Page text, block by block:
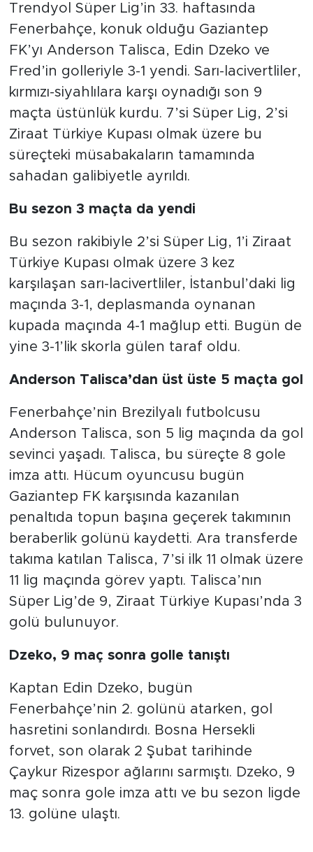
Trendyol Süper Lig’in 33. haftasında
Fenerbahçe, konuk olduğu Gaziantep
FK’yı Anderson Talisca, Edin Dzeko ve
Fred’in golleriyle 3-1 yendi. Sarı-lacivertliler,
kırmızı-siyahlılara karşı oynadığı son 9
maçta üstünlük kurdu. 7’si Süper Lig, 2’si
Ziraat Türkiye Kupası olmak üzere bu
süreçteki müsabakaların tamamında
sahadan galibiyetle ayrıldı.
Bu sezon 3 maçta da yendi
Bu sezon rakibiyle 2’si Süper Lig, 1’i Ziraat
Türkiye Kupası olmak üzere 3 kez
karşılaşan sarı-lacivertliler, İstanbul’daki lig
maçında 3-1, deplasmanda oynanan
kupada maçında 4-1 mağlup etti. Bugün de
yine 3-1’lik skorla gülen taraf oldu.
Anderson Talisca’dan üst üste 5 maçta gol
Fenerbahçe’nin Brezilyalı futbolcusu
Anderson Talisca, son 5 lig maçında da gol
sevinci yaşadı. Talisca, bu süreçte 8 gole
imza attı. Hücum oyuncusu bugün
Gaziantep FK karşısında kazanılan
penaltıda topun başına geçerek takımının
beraberlik golünü kaydetti. Ara transferde
takıma katılan Talisca, 7’si ilk 11 olmak üzere
11 lig maçında görev yaptı. Talisca’nın
Süper Lig’de 9, Ziraat Türkiye Kupası’nda 3
golü bulunuyor.
Dzeko, 9 maç sonra golle tanıştı
Kaptan Edin Dzeko, bugün
Fenerbahçe’nin 2. golünü atarken, gol
hasretini sonlandırdı. Bosna Hersekli
forvet, son olarak 2 Şubat tarihinde
Çaykur Rizespor ağlarını sarmıştı. Dzeko, 9
maç sonra gole imza attı ve bu sezon ligde
13. golüne ulaştı.